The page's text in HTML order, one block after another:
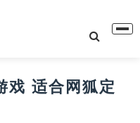
戏 适合网狐定